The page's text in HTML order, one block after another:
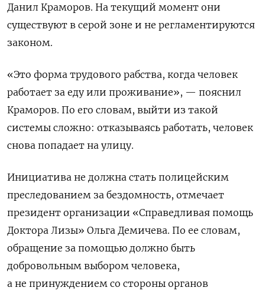
Данил Краморов. На текущий момент они
существуют в серой зоне и не регламентируются
законом.
«Это форма трудового рабства, когда человек
работает за еду или проживание», — пояснил
Краморов. По его словам, выйти из такой
системы сложно: отказываясь работать, человек
снова попадает на улицу.
Инициатива не должна стать полицейским
преследованием за бездомность, отмечает
президент организации «Справедливая помощь
Доктора Лизы» Ольга Демичева. По ее словам,
обращение за помощью должно быть
добровольным выбором человека,
а не принуждением со стороны органов